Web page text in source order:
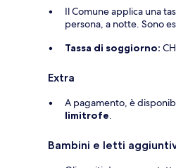
Il Comune applica una
persona, a notte. Sono
Tassa di soggiorno:
Extra
A pagamento, è
limitrofe.
Bambini e letti